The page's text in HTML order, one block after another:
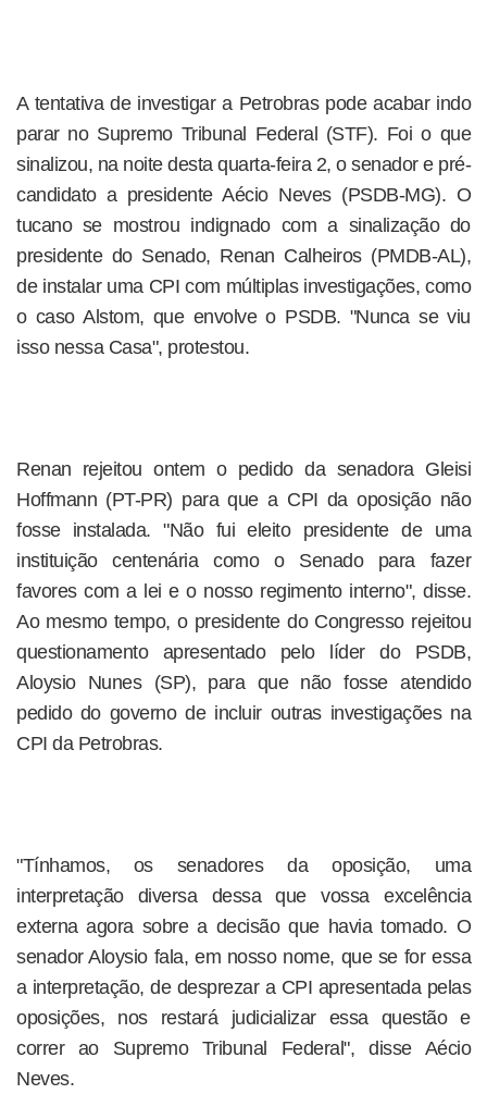
A tentativa de investigar a Petrobras pode acabar indo
parar no Supremo Tribunal Federal (STF). Foi o que
sinalizou, na noite desta quarta-feira 2, o senador e pré-
candidato a presidente Aécio Neves (PSDB-MG). O
tucano se mostrou indignado com a sinalização do
presidente do Senado, Renan Calheiros (PMDB-AL),
de instalar uma CPI com múltiplas investigações, como
o caso Alstom, que envolve o PSDB. "Nunca se viu
isso nessa Casa", protestou.
Renan rejeitou ontem o pedido da senadora Gleisi
Hoffmann (PT-PR) para que a CPI da oposição não
fosse instalada. "Não fui eleito presidente de uma
instituição centenária como o Senado para fazer
favores com a lei e o nosso regimento interno", disse.
Ao mesmo tempo, o presidente do Congresso rejeitou
questionamento apresentado pelo líder do PSDB,
Aloysio Nunes (SP), para que não fosse atendido
pedido do governo de incluir outras investigações na
CPI da Petrobras.
"Tínhamos, os senadores da oposição, uma
interpretação diversa dessa que vossa excelência
externa agora sobre a decisão que havia tomado. O
senador Aloysio fala, em nosso nome, que se for essa
a interpretação, de desprezar a CPI apresentada pelas
oposições, nos restará judicializar essa questão e
correr ao Supremo Tribunal Federal", disse Aécio
Neves.